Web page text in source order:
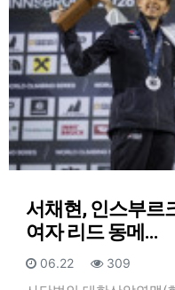
서채현, 인스부르
여자 리드 동메…
등록일
06.22 조회
309